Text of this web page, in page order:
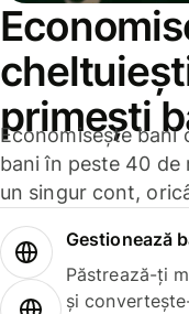
primești
Economisește bani
bani în peste 40 de
un singur cont,
Gestionează
Păstrează-ți
și